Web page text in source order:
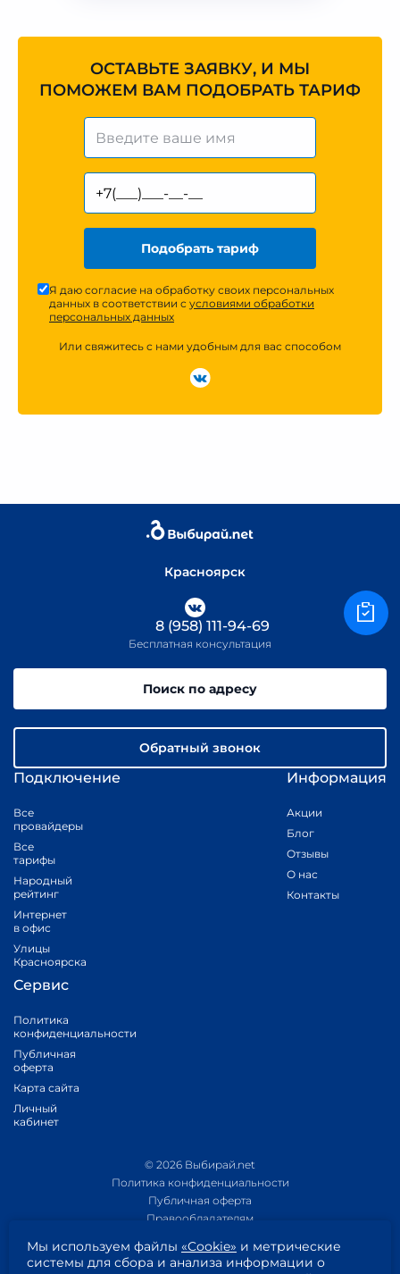
ОСТАВЬТЕ ЗАЯВКУ, И МЫ
ПОМОЖЕМ ВАМ ПОДОБРАТЬ ТАРИФ
Подобрать тариф
Я даю согласие на обработку своих персональных
данных в соответствии с условиями обработки
персональных данных
Или свяжитесь с нами удобным для вас способом
Красноярск
Подключение
Все
провайдеры
Все
тарифы
Народный
рейтинг
Интернет
в офис
Улицы
Красноярска
Информация
Акции
Блог
Отзывы
О нас
Контакты
Сервис
Политика
конфиденциальности
Публичная
оферта
Карта сайта
Личный
кабинет
8 (958) 111-94-69
Бесплатная консультация
Поиск по адресу
Обратный звонок
© 2026 Выбирай.net
Политика конфиденциальности
Публичная оферта
Правообладателям
Приложение 1
Мы используем файлы «Cookie» и метрические
системы для сбора и анализа информации о